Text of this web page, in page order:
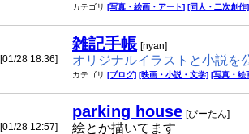
カテゴリ [写真・絵画・アート] [同人・二次創作]
[01/28 18:36]
雑記手帳 [nyan]
オリジナルイラストと小説を
カテゴリ [ブログ] [映画・小説・文学] [写真・絵
[01/28 12:57]
parking house [ぴーたん]
絵とか描いてます